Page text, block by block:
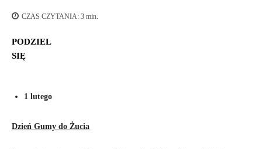
CZAS CZYTANIA: 3 min.
PODZIEL
SIĘ
1 lutego
Dzień Gumy do Żucia